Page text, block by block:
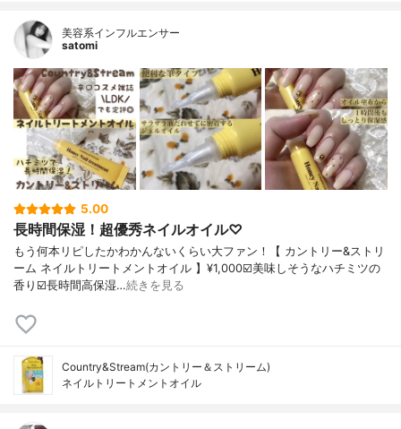
美容系インフルエンサー
satomi
5.00
長時間保湿！超優秀ネイルオイル♡
もう何本リピしたかわかんないくらい大ファン！【 カントリー&ストリ
ーム ネイルトリートメントオイル 】¥1,000☑️美味しそうなハチミツの
香り☑️長時間高保湿…続きを見る
Country&Stream(カントリー＆ストリーム)
ネイルトリートメントオイル